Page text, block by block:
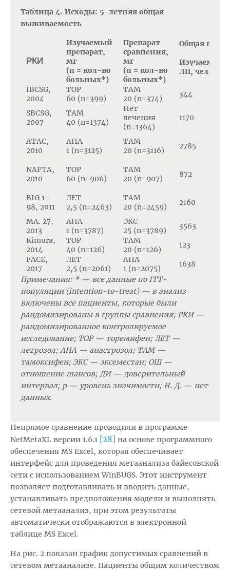
Таблица 4. Исходы: 5-летняя общая
выживаемость
РКИ
Изучаемый
препарат,
мг
(n = кол-во
больных*)
Препарат
сравнения,
мг
(n = кол-во
больных*)
Общая
Изучаемый
ЛП, чел.
IBCSG,
2004
ТОР
60 (n=399)
ТАМ
20 (n=374)
344
SBCSG,
2007
ТАМ
40 (n=1374)
Нет
лечения
(n=1364)
1170
ATAC,
2010
АНА
1 (n=3125)
ТАМ
20 (n=3116)
2785
NAFTA,
2010
ТОР
60 (n=906)
ТАМ
20 (n=907)
872
BIG 1–
98, 2011
ЛЕТ
2,5 (n=2463)
ТАМ
20 (n=2459)
2160
MA. 27,
2013
АНА
1 (n=3787)
ЭКС
25 (n=3789)
3563
Kimura,
2014
ТОР
40 (n=126)
ТАМ
20 (n=126)
123
FACE,
2017
ЛЕТ
2,5 (n=2061)
АНА
1 (n=2075)
1638
Примечания: * — все данные по ITT-
популяции (intention-to-treat) — в анализ
включены все пациенты, которые были
рандомизированы в группы сравнения; РКИ —
рандомизированное контролируемое
исследование; ТОР — торемифен; ЛЕТ —
летрозол; АНА — анастрозол; ТАМ —
тамоксифен; ЭКС — эксеместан; ОШ —
отношение шансов; ДИ — доверительный
интервал; р — уровень значимости; Н. Д. — нет
данных.
Непрямое сравнение проводили в программе
NetMetaXL версии 1.6.1 [28]
на основе программного
обеспечения MS Excel, которая обеспечивает
интерфейс для проведения метаанализа байесовской
сети с использованием WinBUGS. Этот инструмент
позволяет подготавливать и вводить данные,
устанавливать предположения модели и выполнять
сетевой метаанализ, при этом результаты
автоматически отображаются в электронной
таблице MS Excel.
На рис. 2 показан график допустимых сравнений в
сетевом метаанализе. Пациенты общим количеством